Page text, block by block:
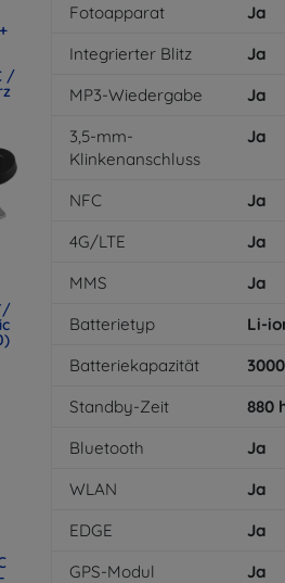
/
Fotoapparat
Ja
Integrierter Blitz
Ja
MP3-Wiedergabe
Ja
3,5-mm-
Klinkenanschluss
Ja
NFC
Ja
4G/LTE
Ja
MMS
Ja
Batterietyp
Li-
Batteriekapazität
3000
Standby-Zeit
880
Bluetooth
Ja
WLAN
Ja
EDGE
Ja
GPS-Modul
Ja